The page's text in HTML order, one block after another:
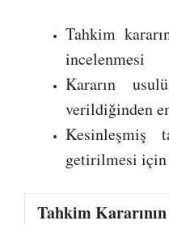
Tahkim
incelenmesi
Kararın
verildiğinden
Kesinleşmiş
getirilmesi
Tahkim